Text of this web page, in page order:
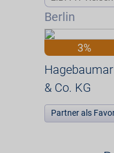
Login
Berlin
3%
& Co. KG
Partner als